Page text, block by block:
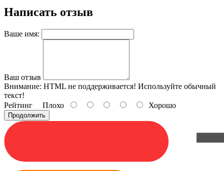
Написать отзыв
Ваше имя:
Ваш отзыв
Внимание: HTML не поддерживается! Используйте обычный
текст!
Рейтинг Плохо Хорошо
Продолжить